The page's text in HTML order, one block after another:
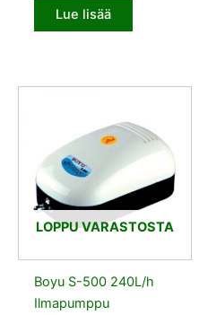
Lue lisää
LOPPU VARASTOSTA
Boyu S-500 240L/h
Ilmapumppu